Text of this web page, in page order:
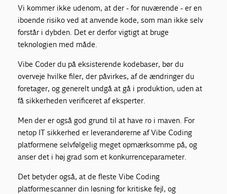
Vi kommer ikke udenom, at der - for nuværende - er en
iboende risiko ved at anvende kode, som man ikke selv
forstår i dybden. Det er derfor vigtigt at bruge
teknologien med måde.
Vibe Coder du på eksisterende kodebaser, bør du
overveje hvilke filer, der påvirkes, af de ændringer du
foretager, og generelt undgå at gå i produktion, uden at
få sikkerheden verificeret af eksperter.
Men der er også god grund til at have ro i maven. For
netop IT sikkerhed er leverandørerne af Vibe Coding
platformene selvfølgelig meget opmærksomme på, og
anser det i høj grad som et konkurrenceparameter.
Det betyder også, at de fleste Vibe Coding
platforme scanner din løsning for kritiske fejl, og